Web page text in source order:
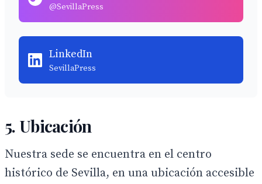
@SevillaPress
LinkedIn
SevillaPress
5. Ubicación
Nuestra sede se encuentra en el centro
histórico de Sevilla, en una ubicación accesible